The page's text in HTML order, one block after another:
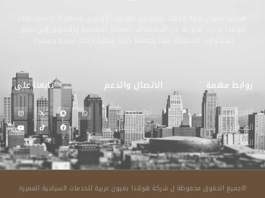
روابط مهمة
العروض
الوجهات
المدونة
الاتصال والدعم
تواصل معنا
اراء العملاء
تابعنا على
©جميع الحقوق محفوظة ل شركة هولندا بعيون عربية للخدمات السياحية المميزة